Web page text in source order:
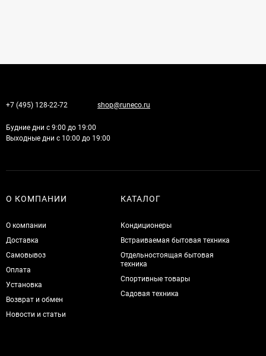
+7 (495) 128-22-72 shop@runeco.ru
Будние дни с 9:00 до 19:00
Выходные дни с 10:00 до 19:00
О КОМПАНИИ
О компании
Доставка
Самовывоз
Оплата
Установка
Возврат и обмен
Новости и статьи
КАТАЛОГ
Кондиционеры
Встраиваемая бытовая техника
Отдельностоящая бытовая
техника
Спортивные товары
Садовая техника